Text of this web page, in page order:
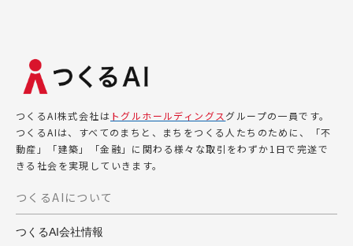
つくるAI株式会社は トグルホールディングス グループの一員です。
つくるAIは、すべてのまちと、まちをつくる人たちのために、「不
動産」「建築」「金融」に関わる様々な取引をわずか1日で完遂で
きる社会を実現していきます。
つくるAIについて
つくるAI会社情報